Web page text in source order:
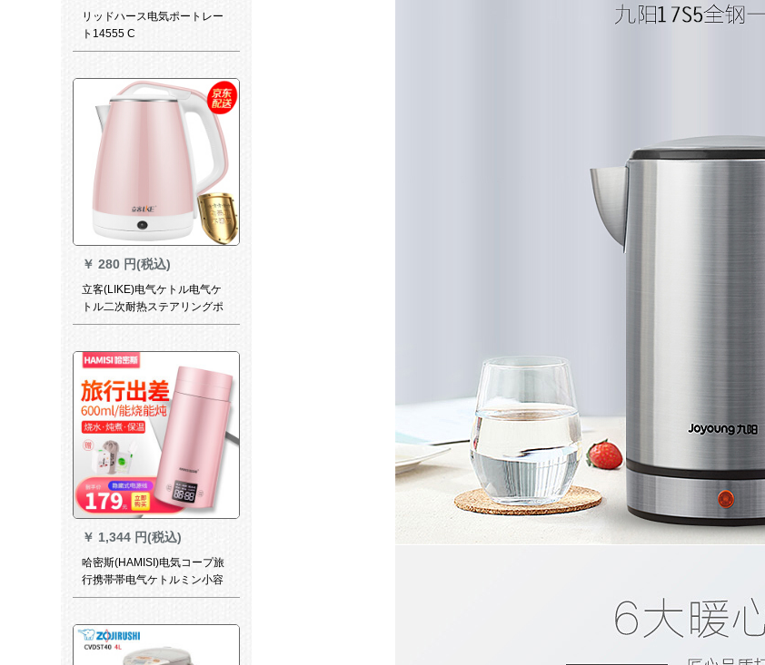
リッドハース电気ポートレー
ト14555 C
￥ 280 円(税込)
立客(LIKE)电气ケトル电气ケ
トル二次耐热ステアリングポ
ートレートLK-S 333 A
￥ 1,344 円(税込)
哈密斯(HAMISI)电気コープ旅
行携帯帯电气ケトルミン小容
量电气ポートレート304ステ